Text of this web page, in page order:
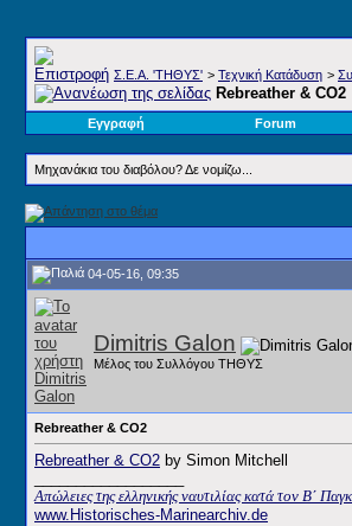
Σ.E.A. 'ΤΗΘΥΣ' > Τεχνική Κατάδυση >
Rebreather & CO2
Εγγραφή Forum
Μηχανάκια του διαβόλου? Δε νομίζω...
04-05-16, 09:35
Dimitris Galon
Μέλος του Συλλόγου ΤΗΘΥΣ
Rebreather & CO2
Rebreather & CO2 by Simon Mitchell
Απώλειες της ελληνικής ναυτιλίας κατά τον Β΄
www.Historisches-Marinearchiv.de